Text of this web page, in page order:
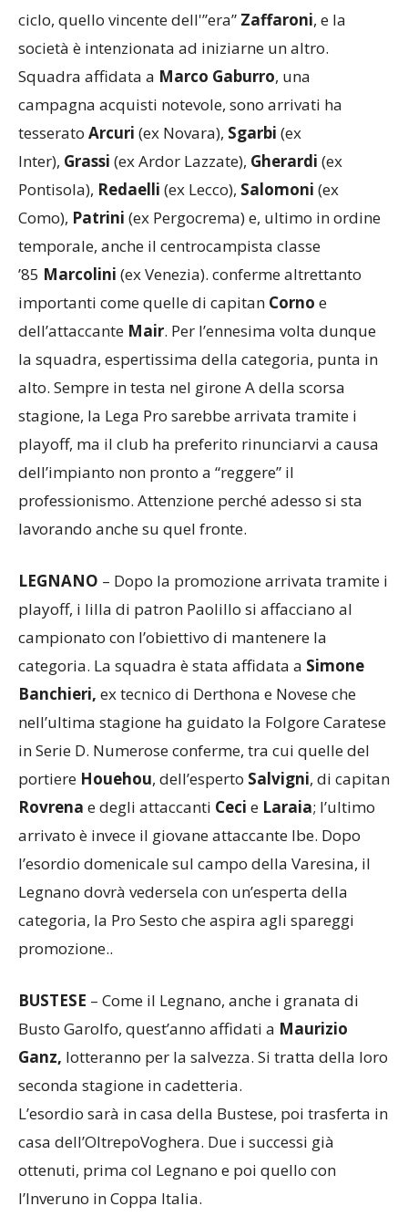
CARONNESE– A Caronno Pertusella è finito un
ciclo, quello vincente dell'”era”Zaffaroni
società è intenzionata ad iniziarne un altro.
Squadra affidata aMarco Gaburro, una
campagna acquisti notevole, sono arrivati ha
tesseratoArcuri(ex Novara),Sgarbi(ex
Inter),Grassi(ex Ardor Lazzate),Gherardi(ex
Pontisola), Redaelli(ex Lecco),Salomoni(ex
Como),Patrini(ex Pergocrema) e, ultimo in ordine
temporale, anche il centrocampista classe
’85Marcolini(ex Venezia). conferme altrettanto
importanti come quelle di capitanCorno e
dell’attaccante Mair. Per l’ennesima volta dunque
la squadra, espertissima della categoria, punta in
alto. Sempre in testa nel girone A della scorsa
stagione, la Lega Pro sarebbe arrivata tramite i
playoff, ma il club ha preferito rinunciarvi a causa
dell’impianto non pronto a “reggere” il
lavorando anche su quel fronte.
LEGNANO– Dopo la promozione arrivata tramite i
playoff, i lilla di patron Paolillo si affacciano al
campionato con l’obiettivo di mantenere la
categoria. La squadra è stata affidata aSimone
Banchieri,ex tecnico di Derthona e Novese che
nell’ultima stagione ha guidato la Folgore Caratese
in Serie D. Numerose conferme, tra cui quelle del
portiere Houehou , dell’espertoSalvigni, di capitan
Rovrena e degli attaccantiCeci eLaraia; l’ultimo
arrivato è invece il giovane attaccante Ibe. Dopo
l’esordio domenicale sul campo della Varesina, il
Legnano dovrà vedersela con un’esperta della
BUSTESE– Come il Legnano, anche i granata di
Busto Garolfo, quest’anno affidati a
Ganz,lotteranno per la salvezza. Si tratta della loro
seconda stagione in cadetteria.
L’esordio sarà in casa della Bustese, poi trasferta in
casa dell’OltrepoVoghera. Due i successi già